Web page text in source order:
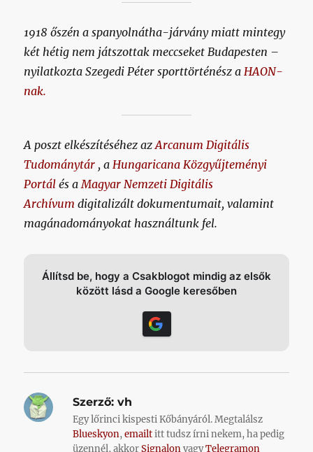
1918 őszén a spanyolnátha-járvány miatt mintegy
két hétig nem játszottak meccseket Budapesten –
nyilatkozta Szegedi Péter sporttörténész a HAON-
nak.
A poszt elkészítéséhez azArcanum Digitális
Tudománytár , a Hungaricana Közgyűjteményi
Portál és a Magyar Nemzeti Digitális
Archívum digitalizált dokumentumait, valamint
magánadományokat használtunk fel.
Állítsd be, hogy a Csakblogot mindig az elsők
között lásd a Google keresőben
Szerző: vh
Egy lőrinci kispesti Kőbányáról. Megtalálsz
Blueskyon,emailtitt tudsz írni nekem, ha pedig
üzennél, akkorSignalonvagyTelegramon